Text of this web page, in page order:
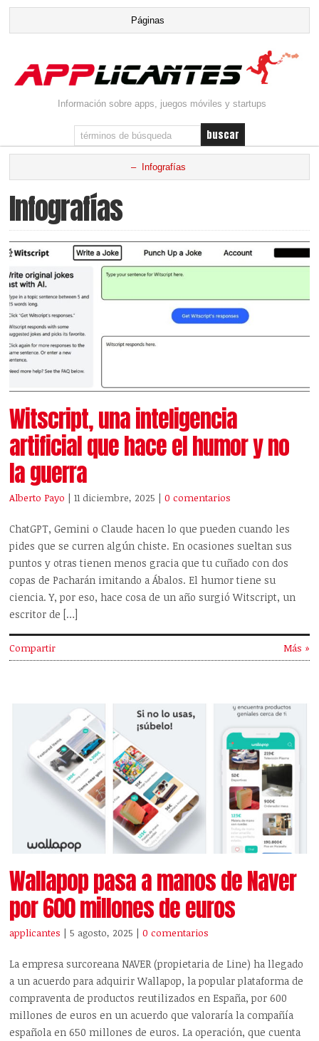
Información sobre apps, juegos móviles y startups
Infografías
Witscript, una inteligencia
artificial que hace el humor y no
la guerra
Alberto Payo | 11 diciembre, 2025 |0 comentarios
ChatGPT, Gemini o Claude hacen lo que pueden cuando les
pides que se curren algún chiste. En ocasiones sueltan sus
puntos y otras tienen menos gracia que tu cuñado con dos
copas de Pacharán imitando a Ábalos. El humor tiene su
ciencia. Y, por eso, hace cosa de un año surgió Witscript, un
escritor de […]
Compartir Más »
Wallapop pasa a manos de Naver
por 600 millones de euros
applicantes | 5 agosto, 2025 |0 comentarios
La empresa surcoreana NAVER (propietaria de Line) ha llegado
a un acuerdo para adquirir Wallapop, la popular plataforma de
compraventa de productos reutilizados en España, por 600
millones de euros en un acuerdo que valoraría la compañía
española en 650 millones de euros. La operación, que cuenta